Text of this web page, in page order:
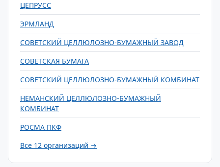
ЦЕПРУСС
ЭРМЛАНД
СОВЕТСКИЙ ЦЕЛЛЮЛОЗНО-БУМАЖНЫЙ ЗАВОД
СОВЕТСКАЯ БУМАГА
СОВЕТСКИЙ ЦЕЛЛЮЛОЗНО-БУМАЖНЫЙ КОМБИНАТ
НЕМАНСКИЙ ЦЕЛЛЮЛОЗНО-БУМАЖНЫЙ
КОМБИНАТ
РОСМА ПКФ
Все 12 организаций →